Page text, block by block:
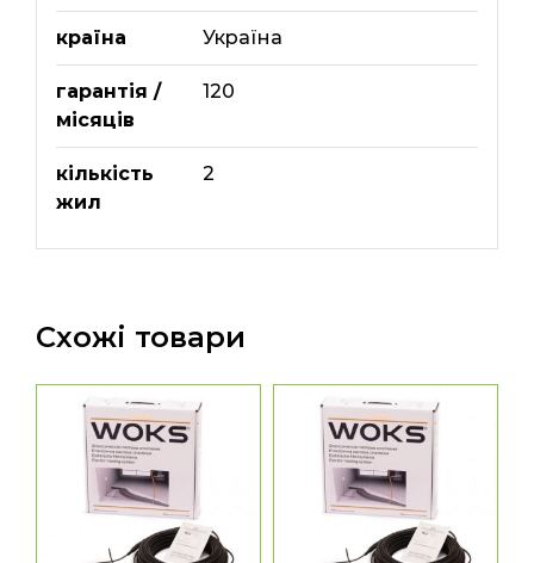
країна Україна
гарантія /
місяців
120
кількість
жил
2
Схожі товари